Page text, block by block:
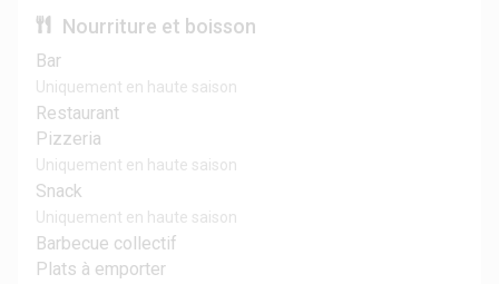
Nourriture et boisson
Bar
Uniquement en haute saison
Restaurant
Pizzeria
Uniquement en haute saison
Snack
Uniquement en haute saison
Barbecue collectif
Plats à emporter